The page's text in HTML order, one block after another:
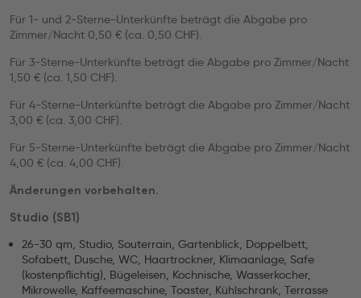
Für 1- und 2-Sterne-Unterkünfte beträgt die Abgabe pro
Zimmer/Nacht 0,50 € (ca. 0,50 CHF).
Für 3-Sterne-Unterkünfte beträgt die Abgabe pro Zimmer/Nacht
1,50 € (ca. 1,50 CHF).
Für 4-Sterne-Unterkünfte beträgt die Abgabe pro Zimmer/Nacht
3,00 € (ca. 3,00 CHF).
Für 5-Sterne-Unterkünfte beträgt die Abgabe pro Zimmer/Nacht
4,00 € (ca. 4,00 CHF).
Änderungen vorbehalten.
Studio (SB1)
26-30 qm, Studio, Souterrain, Gartenblick, Doppelbett,
Sofabett, Dusche, WC, Haartrockner, Klimaanlage, Safe
(kostenpflichtig), Bügeleisen, Kochnische, Wasserkocher,
Mikrowelle, Kaffeemaschine, Toaster, Kühlschrank, Terrasse